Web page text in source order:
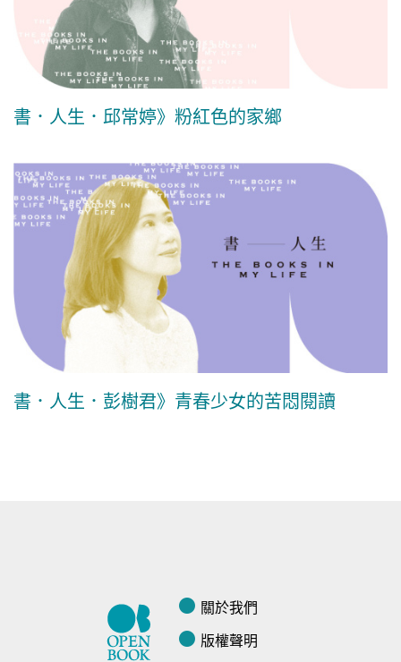
書．人生．邱常婷》粉紅色的家鄉
書．人生．彭樹君》青春少女的苦悶閱讀
關於我們
版權聲明